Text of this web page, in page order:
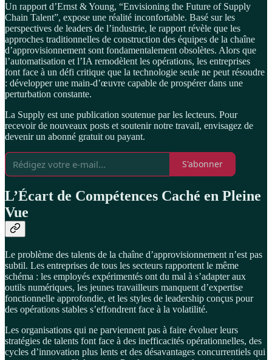
Un rapport d’Ernst & Young, “Envisioning the Future of Supply
Chain Talent”, expose une réalité inconfortable. Basé sur les
perspectives de leaders de l’industrie, le rapport révèle que les
approches traditionnelles de construction des équipes de la chaîne
d’approvisionnement sont fondamentalement obsolètes. Alors que
l’automatisation et l’IA remodèlent les opérations, les entreprises
font face à un défi critique que la technologie seule ne peut résoudre
: développer une main-d’œuvre capable de prospérer dans une
perturbation constante.
La Supply est une publication soutenue par les lecteurs. Pour
recevoir de nouveaux posts et soutenir notre travail, envisagez de
devenir un abonné gratuit ou payant.
S'abonner
L’Écart de Compétences Caché en Pleine
Vue
Le problème des talents de la chaîne d’approvisionnement n’est pas
subtil. Les entreprises de tous les secteurs rapportent le même
schéma : les employés expérimentés ont du mal à s’adapter aux
outils numériques, les jeunes travailleurs manquent d’expertise
fonctionnelle approfondie, et les styles de leadership conçus pour
des opérations stables s’effondrent face à la volatilité.
Les organisations qui ne parviennent pas à faire évoluer leurs
stratégies de talents font face à des inefficacités opérationnelles, des
cycles d’innovation plus lents et des désavantages concurrentiels qui